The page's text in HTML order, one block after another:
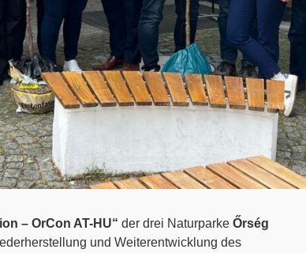
– OrCon AT-HU“ der drei Naturparke Őrség
und Weiterentwicklung des